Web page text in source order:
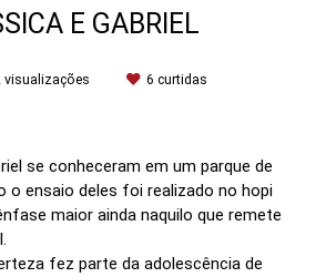
E GABRIEL
visualizações 6 curtidas
se conheceram em um parque de
o ensaio deles foi realizado no hopi
maior ainda naquilo que remete
fez parte da adolescência de